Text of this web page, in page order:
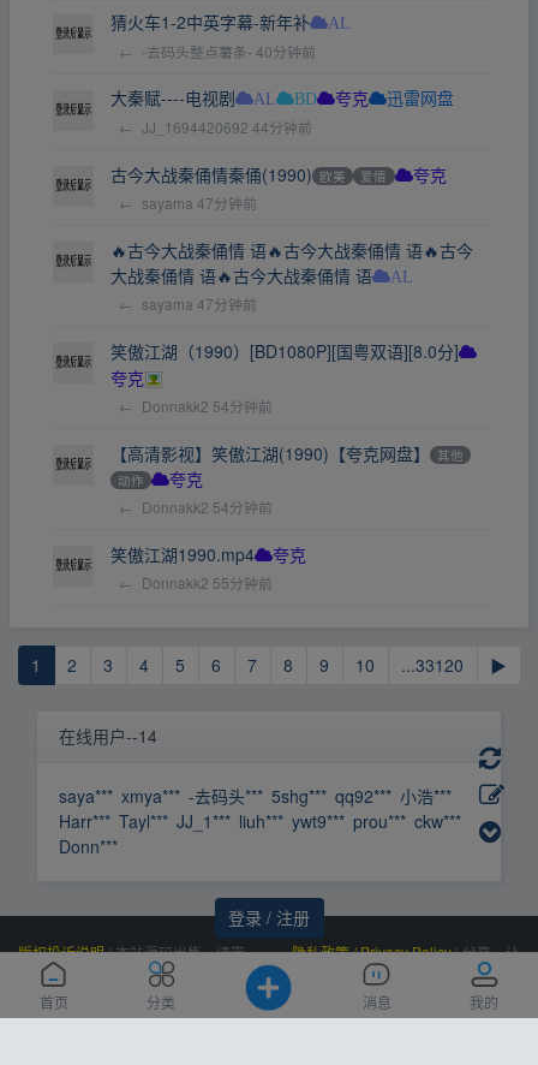
首页 分类 消息 我的
登录 / 注册
猜火车1-2中英字幕-新年补 AL
← -去码头整点薯条- 40分钟前
大秦赋----电视剧 AL BD 夸克 迅雷网盘
← JJ_1694420692 44分钟前
古今大战秦俑情秦俑(1990) 欧美 爱情 夸克
← sayama 47分钟前
🔥古今大战秦俑情 语🔥古今大战秦俑情 语🔥古今
大战秦俑情 语🔥古今大战秦俑情 语
AL
← sayama 47分钟前
笑傲江湖（1990）[BD1080P][国粤双语][8.0分]
夸克
← Donnakk2 54分钟前
【高清影视】笑傲江湖(1990)【夸克网盘】
其他
动作
夸克
← Donnakk2 54分钟前
笑傲江湖1990.mp4 夸克
← Donnakk2 55分钟前
1 2 3 4 5 6 7 8 9 10 ...33120 ▶
在线用户--14
saya*** xmya*** -去码头*** 5shg*** qq92*** 小浩***
Harr*** Tayl*** JJ_1*** liuh*** ywt9*** prou*** ckw***
Donn***
版权投诉说明|本站源码出售，请带
价邮箱联系，非诚勿扰！
隐私政策 / Privacy Policy|分享，让
资源更有价值！
Powered by
云盘资源网|
(Contact Us)：
|Processed: 0.013, SQL:
10|感谢恒创科技赞助